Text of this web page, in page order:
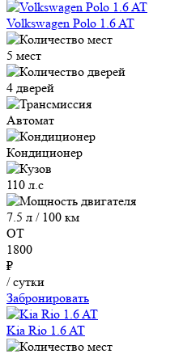
Volkswagen Polo 1.6 AT
5 мест
4 дверей
Автомат
Кондиционер
110 л.с
7.5 л / 100 км
ОТ
1800
₽
/ сутки
Забронировать
Kia Rio 1.6 AT